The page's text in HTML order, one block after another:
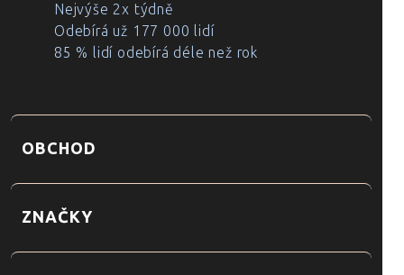
Nejvýše 2x týdně
Odebírá už 177 000 lidí
85 % lidí odebírá déle než rok
OBCHOD
ZNAČKY